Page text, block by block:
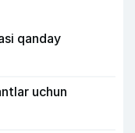
qanday
uchun